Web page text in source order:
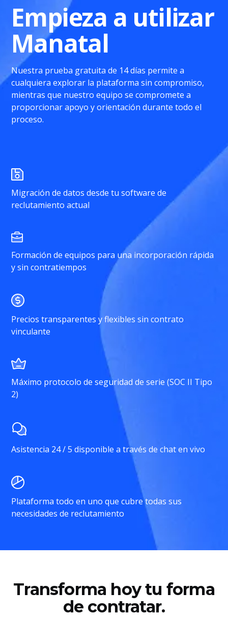
Empieza a utilizar
Manatal
Nuestra prueba gratuita de 14 días permite a
cualquiera explorar la plataforma sin compromiso,
mientras que nuestro equipo se compromete a
proporcionar apoyo y orientación durante todo el
proceso.
Migración de datos desde tu software de
reclutamiento actual
Formación de equipos para una incorporación rápida
y sin contratiempos
Precios transparentes y flexibles sin contrato
vinculante
Máximo protocolo de seguridad de serie (SOC II Tipo
2)
Asistencia 24 / 5 disponible a través de chat en vivo
Plataforma todo en uno que cubre todas sus
necesidades de reclutamiento
Transforma hoy tu forma
de contratar.